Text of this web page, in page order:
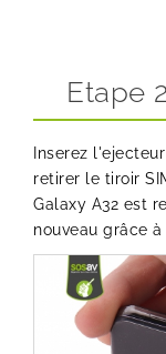
Etape 2
Inserez
retirer le tiroir
Galaxy A32 est
nouveau grâce